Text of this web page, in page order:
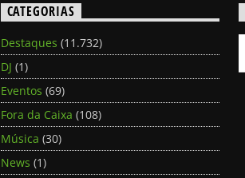
CATEGORIAS
Destaques (11.732)
DJ (1)
Eventos (69)
Fora da Caixa (108)
Música (30)
News (1)